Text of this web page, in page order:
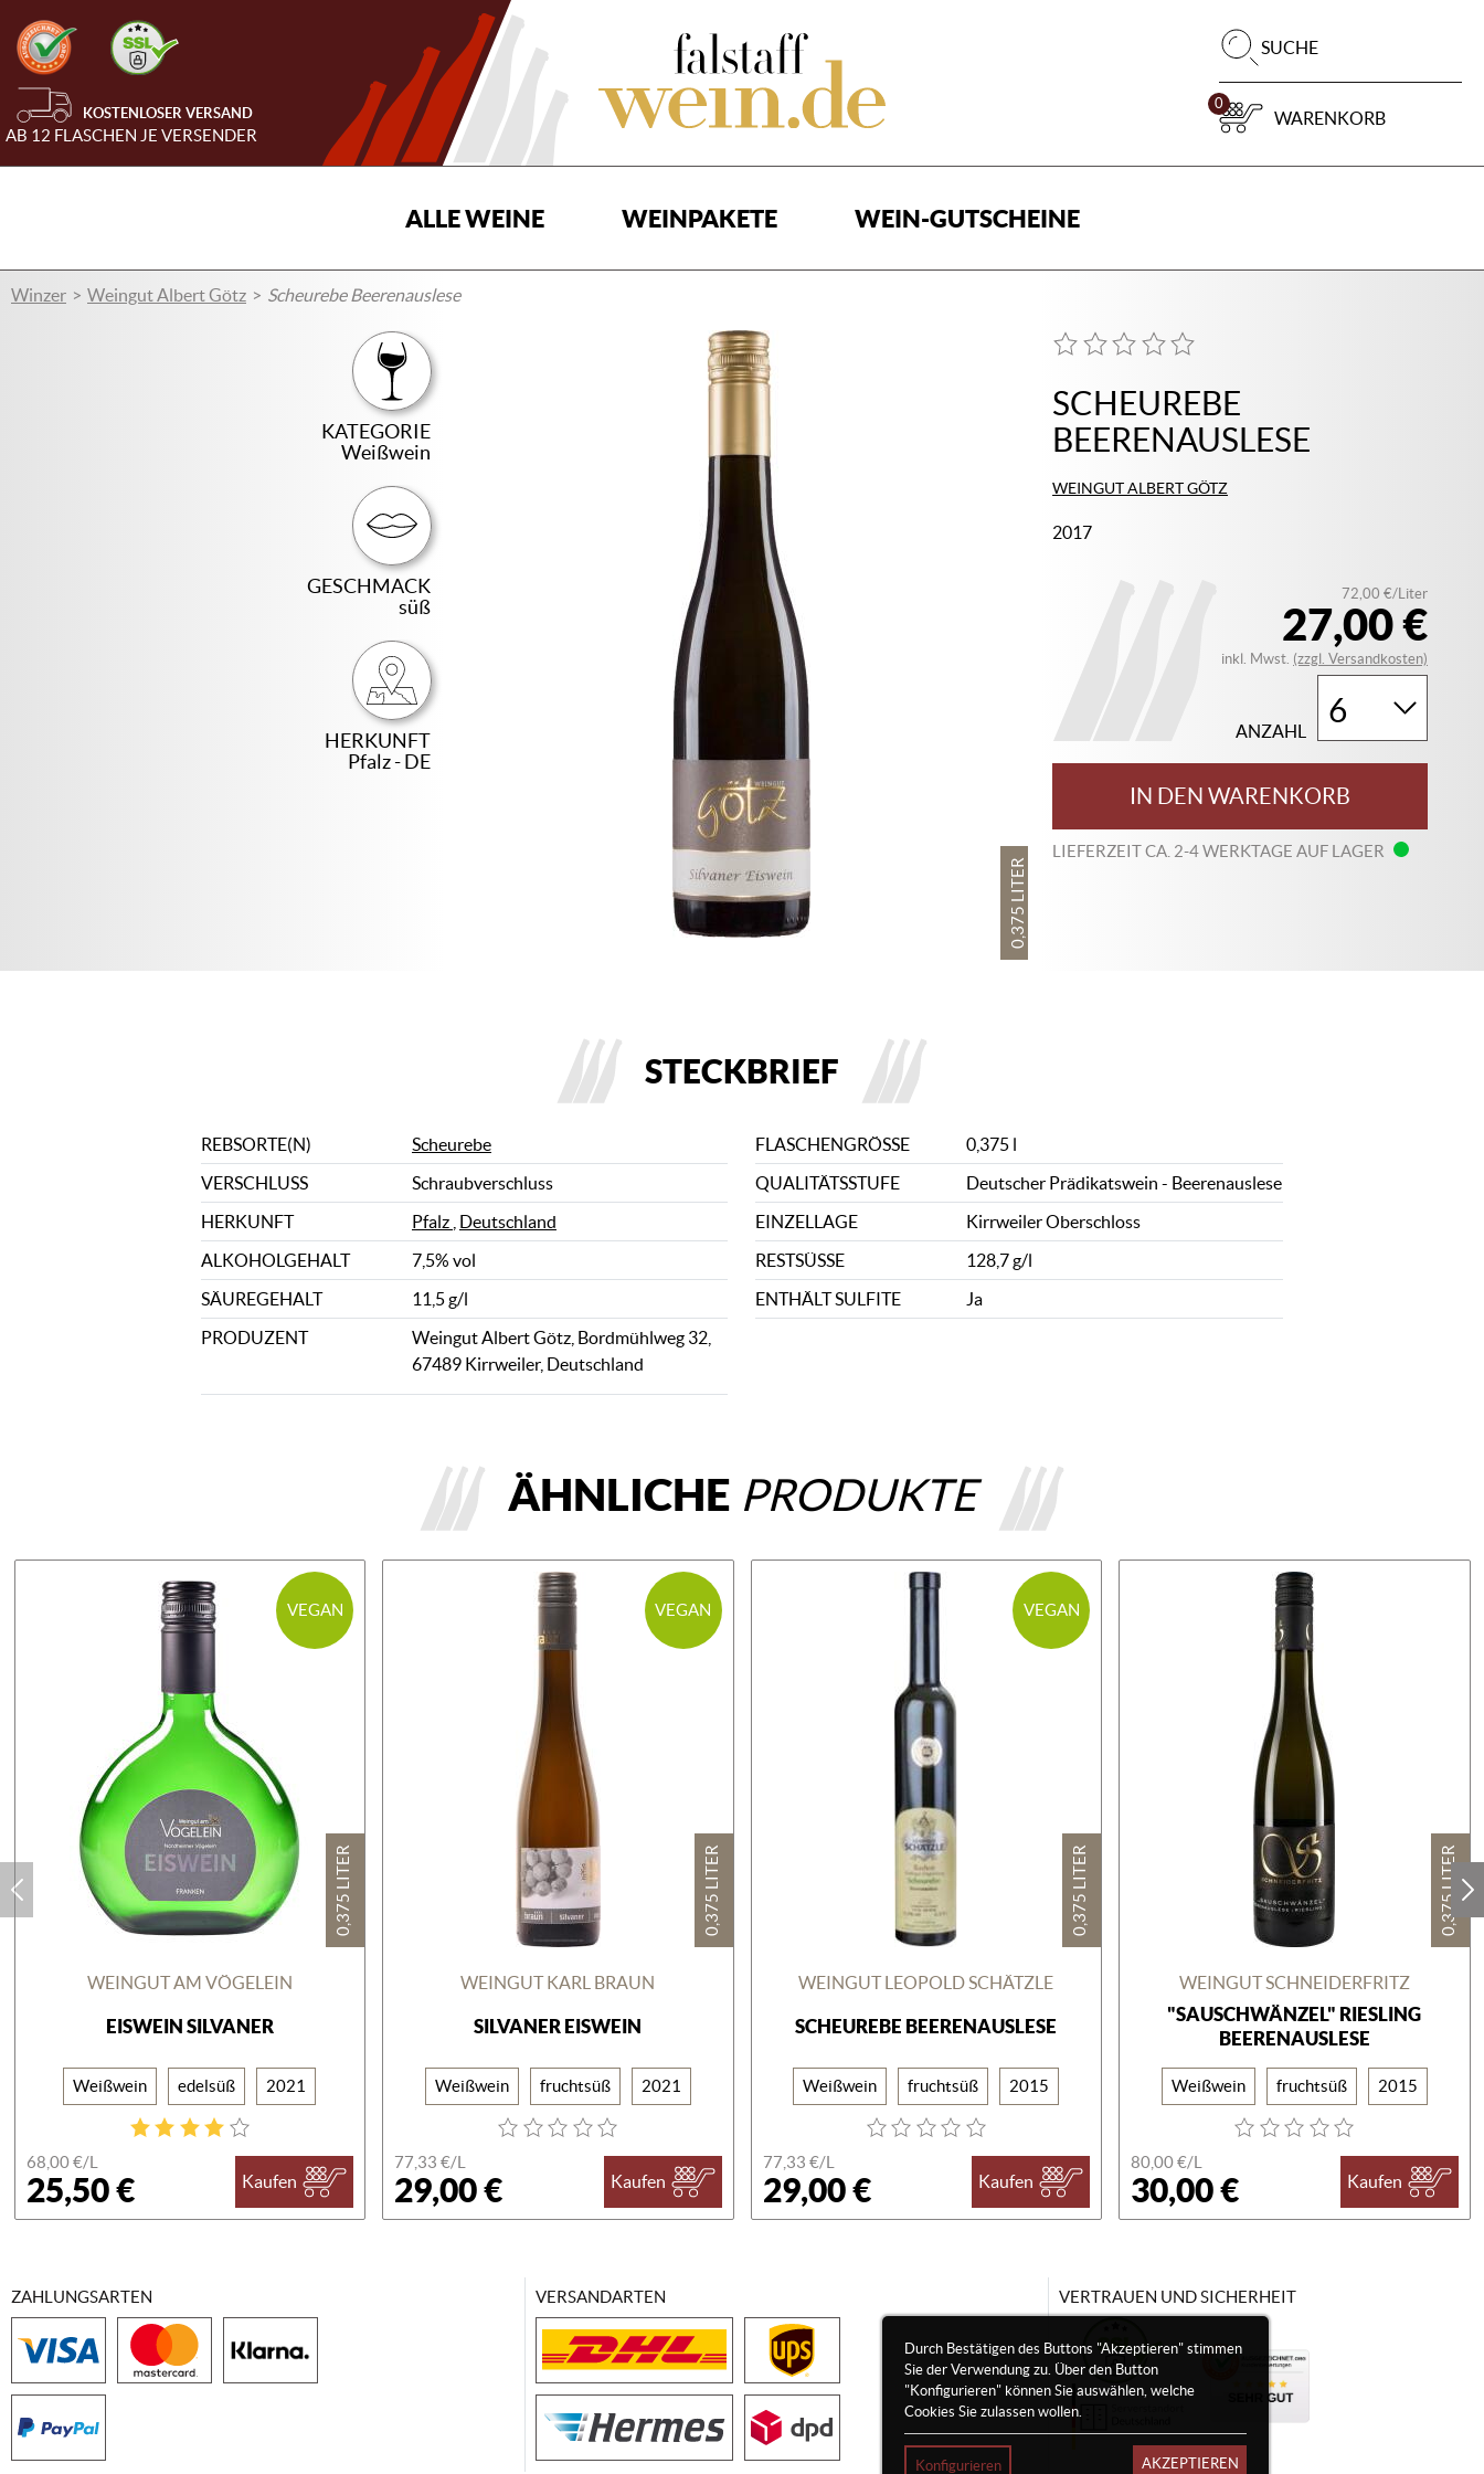
KOSTENLOSER VERSAND
AB 12 FLASCHEN JE VERSENDER
SUCHE
0
WARENKORB
ALLE WEINE WEINPAKETE WEIN-GUTSCHEINE
Winzer Weingut Albert Götz Scheurebe Beerenauslese
0,375 LITER
KATEGORIE
Weißwein
GESCHMACK
süß
HERKUNFT
Pfalz - DE
SCHEUREBE
BEERENAUSLESE
WEINGUT ALBERT GÖTZ
2017
27,00 €
72,00 €/Liter
inkl. Mwst. (zzgl. Versandkosten)
ANZAHL
IN DEN WARENKORB
LIEFERZEIT CA. 2-4 WERKTAGE AUF LAGER
STECKBRIEF
REBSORTE(N) Scheurebe FLASCHENGRÖSSE
0,375 l
VERSCHLUSS
Schraubverschluss QUALITÄTSSTUFE
Deutscher Prädikatswein - Beerenauslese
HERKUNFT
Pfalz Deutschland EINZELLAGE
Kirrweiler Oberschloss
ALKOHOLGEHALT
7,5% vol RESTSÜSSE
128,7 g/l
SÄUREGEHALT
11,5 g/l ENTHÄLT SULFITE
Ja
PRODUZENT
Weingut Albert Götz, Bordmühlweg 32,
67489 Kirrweiler, Deutschland
ÄHNLICHE PRODUKTE
VEGAN
0,375 LITER
WEINGUT AM VÖGELEIN
EISWEIN SILVANER
Weißwein edelsüß 2021
68,00 €/L
25,50 € Kaufen
VEGAN
0,375 LITER
WEINGUT KARL BRAUN
SILVANER EISWEIN
Weißwein fruchtsüß 2021
77,33 €/L
29,00 € Kaufen
VEGAN
0,375 LITER
WEINGUT LEOPOLD SCHÄTZLE
SCHEUREBE BEERENAUSLESE
Weißwein fruchtsüß 2015
77,33 €/L
29,00 € Kaufen
0,375 LITER
WEINGUT SCHNEIDERFRITZ
"SAUSCHWÄNZEL" RIESLING
BEERENAUSLESE
Weißwein fruchtsüß 2015
80,00 €/L
30,00 € Kaufen
Durch Bestätigen des Buttons "Akzeptieren" stimmen
Sie der Verwendung zu. Über den Button
"Konfigurieren" können Sie auswählen, welche
Cookies Sie zulassen wollen.
Konfigurieren AKZEPTIEREN
ZAHLUNGSARTEN VERSANDARTEN VERTRAUEN UND SICHERHEIT